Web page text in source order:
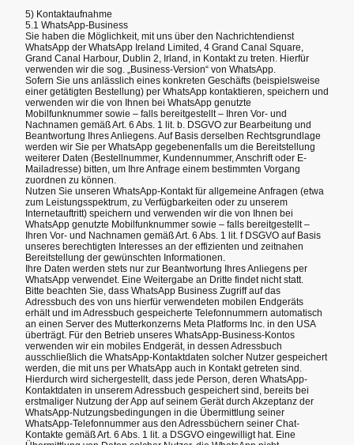
5) Kontaktaufnahme
5.1 WhatsApp-Business
Sie haben die Möglichkeit, mit uns über den Nachrichtendienst
WhatsApp der WhatsApp Ireland Limited, 4 Grand Canal Square,
Grand Canal Harbour, Dublin 2, Irland, in Kontakt zu treten. Hierfür
verwenden wir die sog. „Business-Version“ von WhatsApp.
Sofern Sie uns anlässlich eines konkreten Geschäfts (beispielsweise
einer getätigten Bestellung) per WhatsApp kontaktieren, speichern und
verwenden wir die von Ihnen bei WhatsApp genutzte
Mobilfunknummer sowie – falls bereitgestellt – Ihren Vor- und
Nachnamen gemäß Art. 6 Abs. 1 lit. b. DSGVO zur Bearbeitung und
Beantwortung Ihres Anliegens. Auf Basis derselben Rechtsgrundlage
werden wir Sie per WhatsApp gegebenenfalls um die Bereitstellung
weiterer Daten (Bestellnummer, Kundennummer, Anschrift oder E-
Mailadresse) bitten, um Ihre Anfrage einem bestimmten Vorgang
zuordnen zu können.
Nutzen Sie unseren WhatsApp-Kontakt für allgemeine Anfragen (etwa
zum Leistungsspektrum, zu Verfügbarkeiten oder zu unserem
Internetauftritt) speichern und verwenden wir die von Ihnen bei
WhatsApp genutzte Mobilfunknummer sowie – falls bereitgestellt –
Ihren Vor- und Nachnamen gemäß Art. 6 Abs. 1 lit. f DSGVO auf Basis
unseres berechtigten Interesses an der effizienten und zeitnahen
Bereitstellung der gewünschten Informationen.
Ihre Daten werden stets nur zur Beantwortung Ihres Anliegens per
WhatsApp verwendet. Eine Weitergabe an Dritte findet nicht statt.
Bitte beachten Sie, dass WhatsApp Business Zugriff auf das
Adressbuch des von uns hierfür verwendeten mobilen Endgeräts
erhält und im Adressbuch gespeicherte Telefonnummern automatisch
an einen Server des Mutterkonzerns Meta Platforms Inc. in den USA
überträgt. Für den Betrieb unseres WhatsApp-Business-Kontos
verwenden wir ein mobiles Endgerät, in dessen Adressbuch
ausschließlich die WhatsApp-Kontaktdaten solcher Nutzer gespeichert
werden, die mit uns per WhatsApp auch in Kontakt getreten sind.
Hierdurch wird sichergestellt, dass jede Person, deren WhatsApp-
Kontaktdaten in unserem Adressbuch gespeichert sind, bereits bei
erstmaliger Nutzung der App auf seinem Gerät durch Akzeptanz der
WhatsApp-Nutzungsbedingungen in die Übermittlung seiner
WhatsApp-Telefonnummer aus den Adressbüchern seiner Chat-
Kontakte gemäß Art. 6 Abs. 1 lit. a DSGVO eingewilligt hat. Eine